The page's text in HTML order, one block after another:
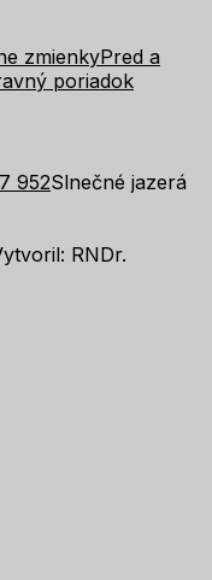
zmienkyPred a
poriadok
952Slnečné jazerá
RNDr.